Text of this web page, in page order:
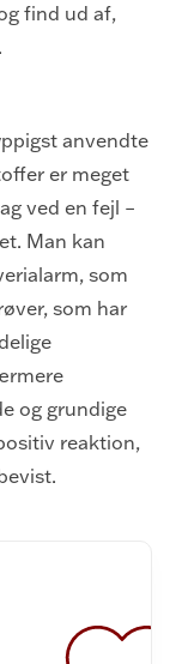
find ud af,
anvendte
er meget
ved en fejl –
Man kan
som
som har
og grundige
reaktion,